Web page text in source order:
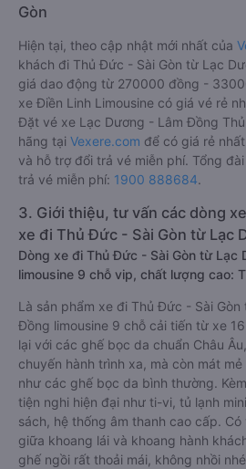
Gòn
Hiện tại, theo cập nhật mới nhất của
khách đi Thủ Đức - Sài Gòn từ Lạc
giá dao động từ 270000 đồng -
xe Điền Linh Limousine có giá vé rẻ
Đặt vé xe Lạc Dương - Lâm Đồng
hãng tại Vexere.com để có giá rẻ
và hỗ trợ đổi trả vé miễn phí. Tổng
trả vé miễn phí: 1900 888684.
3. Giới thiệu, tư vấn các dòng
xe đi Thủ Đức - Sài Gòn từ Lạc
Dòng xe đi Thủ Đức - Sài Gòn từ Lạc
limousine 9 chỗ vip, chất lượng cao:
Là sản phẩm xe đi Thủ Đức - Sài
Đồng limousine 9 chỗ cải tiến từ xe
lại với các ghế bọc da chuẩn Châu
chuyến hành trình xa, mà còn mát
như các ghế bọc da bình thường.
tiện nghi hiện đại như ti-vi, tủ lạnh
sách, hệ thống âm thanh cao cấp.
giữa khoang lái và khoang hành
ghế ngồi rất thoải mái, không nhồi